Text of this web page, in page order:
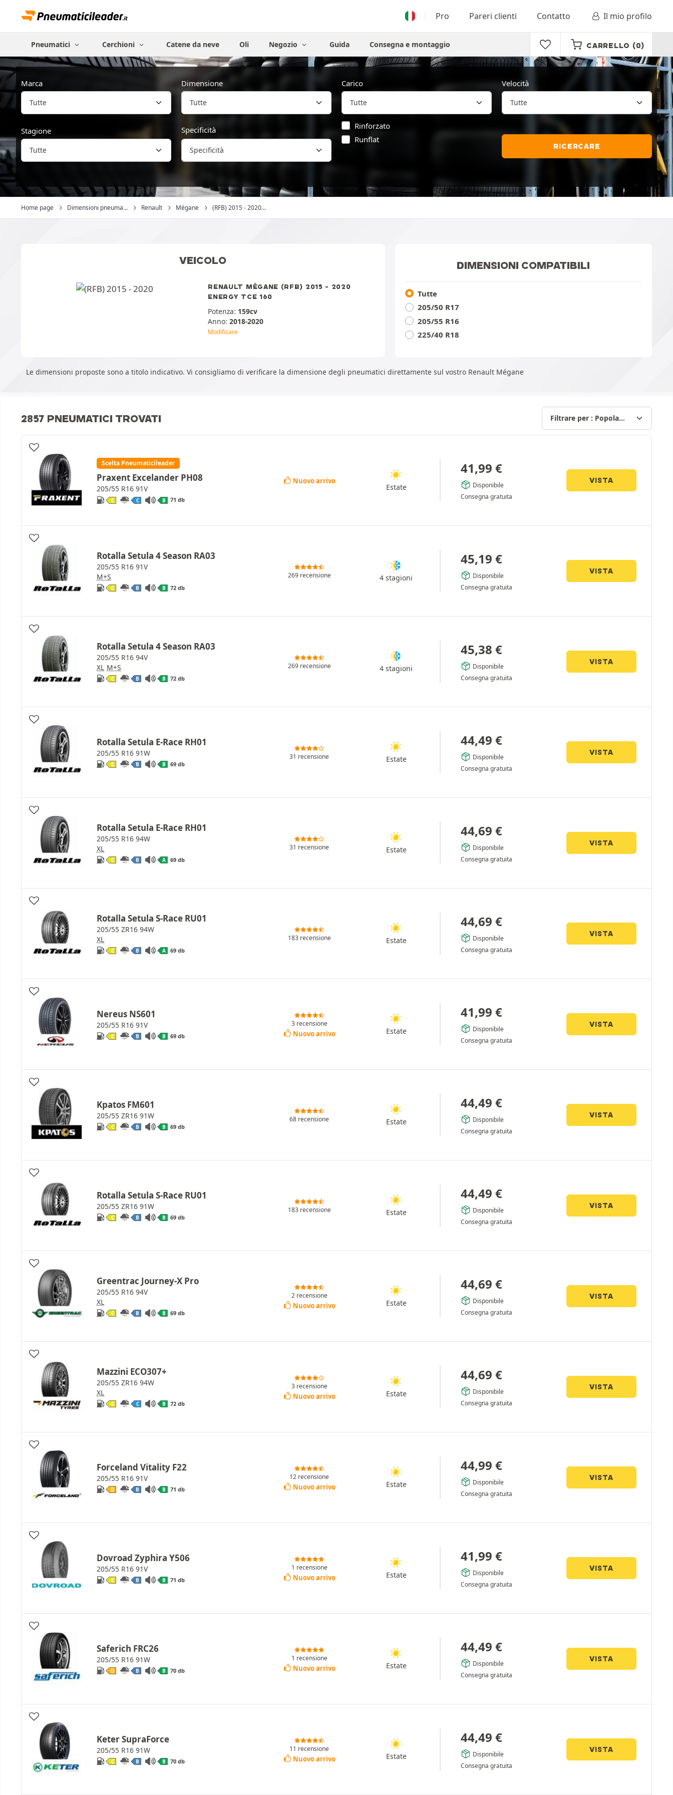
Pro Pareri clienti Contatto Il mio profilo
Pneumatici Cerchioni Catene da neve Oli Negozio Guida Consegna e montaggio CARRELLO (0)
Marca
Tutte
Dimensione Carico Velocità
Stagione Specificità
Specificità
Rinforzato
Runflat
RICERCARE
Home page Dimensioni pneuma... Renault Mégane (RFB) 2015 - 2020...
VEICOLO
RENAULT MÉGANE (RFB) 2015 - 2020
ENERGY TCE 160
Potenza: 159cv
Anno:2018-2020
Modificare
DIMENSIONI COMPATIBILI
Tutte
205/50 R17
205/55 R16
225/40 R18
Le dimensioni proposte sono a titolo indicativo. Vi consigliamo di verificare la dimensione degli pneumatici direttamente sul vostro Renault Mégane
2857 PNEUMATICI TROVATI
Scelta Pneumaticileader
Praxent Excelander PH08
205/55 R16 91V
C C B 71 db
Nuovo arrivo
Estate
41,99 €
Disponibile
Consegna gratuita
VISTA
Rotalla Setula 4 Season RA03
205/55 R16 91V
M+S
C B B 72 db
269 recensione 4 stagioni
45,19 €
Disponibile
Consegna gratuita
VISTA
Rotalla Setula 4 Season RA03
205/55 R16 94V
XL M+S
C B B 72 db
269 recensione 4 stagioni
45,38 €
Disponibile
Consegna gratuita
VISTA
Rotalla Setula E-Race RH01
205/55 R16 91W
C B B 69 db
31 recensione Estate
44,49 €
Disponibile
Consegna gratuita
VISTA
Rotalla Setula E-Race RH01
205/55 R16 94W
XL
C B A 69 db
31 recensione Estate
44,69 €
Disponibile
Consegna gratuita
VISTA
Rotalla Setula S-Race RU01
205/55 ZR16 94W
XL
C B A 69 db
183 recensione Estate
44,69 €
Disponibile
Consegna gratuita
VISTA
Nereus NS601
205/55 R16 91V
C B B 69 db
3 recensione
Nuovo arrivo Estate
41,99 €
Disponibile
Consegna gratuita
VISTA
Kpatos FM601
205/55 ZR16 91W
C B B 69 db
68 recensione Estate
44,49 €
Disponibile
Consegna gratuita
VISTA
Rotalla Setula S-Race RU01
205/55 ZR16 91W
C B B 69 db
183 recensione Estate
44,49 €
Disponibile
Consegna gratuita
VISTA
Greentrac Journey-X Pro
205/55 R16 94V
XL
C B B 69 db
2 recensione
Nuovo arrivo Estate
44,69 €
Disponibile
Consegna gratuita
VISTA
Mazzini ECO307+
205/55 ZR16 94W
XL
C C B 72 db
3 recensione
Nuovo arrivo Estate
44,69 €
Disponibile
Consegna gratuita
VISTA
Forceland Vitality F22
205/55 R16 91V
D B B 71 db
12 recensione
Nuovo arrivo Estate
44,99 €
Disponibile
Consegna gratuita
VISTA
Dovroad Zyphira Y506
205/55 R16 91V
C B B 71 db
1 recensione
Nuovo arrivo Estate
41,99 €
Disponibile
Consegna gratuita
VISTA
Saferich FRC26
205/55 R16 91W
D B B 70 db
1 recensione
Nuovo arrivo Estate
44,49 €
Disponibile
Consegna gratuita
VISTA
Keter SupraForce
205/55 R16 91W
C B B 70 db
11 recensione
Nuovo arrivo Estate
44,49 €
Disponibile
Consegna gratuita
VISTA